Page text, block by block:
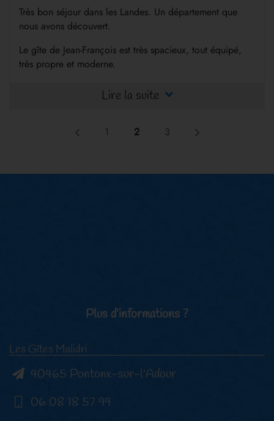
Très bon séjour dans les Landes. Un département que
nous avons découvert.
Le gîte de Jean-François est très spacieux, tout équipé,
très propre et moderne.
Nous avons passé un séjour très agréable.
Lire la suite
1 2 3
Plus d’informations ?
Les Gîtes Malidri
40465 Pontonx-sur-l'Adour
06 08 18 57 99